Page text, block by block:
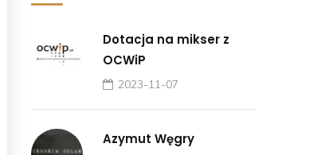
Dotacja na mikser z
OCWiP
2023-11-07
Azymut Węgry